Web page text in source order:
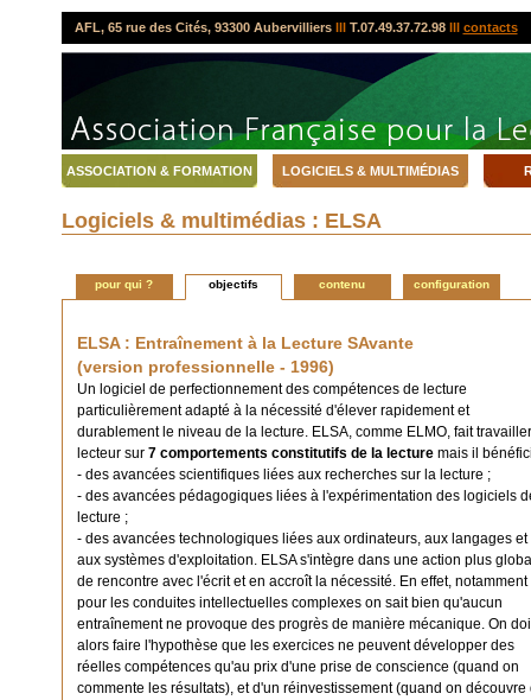
AFL, 65 rue des Cités, 93300 AubervillierslllT.07.49.37.72.98 lll contacts
ASSOCIATION & FORMATION LOGICIELS & MULTIMÉDIAS
Logiciels & multimédias : ELSA
pour qui ? objectifs contenu configuration
ELSA : Entraînement à la Lecture SAvante
(version professionnelle - 1996)
Un logiciel de perfectionnement des compétences de lecture
particulièrement adapté à la nécessité d'élever rapidement et
durablement le niveau de la lecture. ELSA, comme ELMO, fait
lecteur sur 7 comportements constitutifs de la lecture mais il
- des avancées scientifiques liées aux recherches sur la lecture ;
- des avancées pédagogiques liées à l'expérimentation des logiciels
lecture ;
- des avancées technologiques liées aux ordinateurs, aux langages et
aux systèmes d'exploitation. ELSA s'intègre dans une action plus
de rencontre avec l'écrit et en accroît la nécessité. En effet, notamment
pour les conduites intellectuelles complexes on sait bien qu'aucun
entraînement ne provoque des progrès de manière mécanique. On
alors faire l'hypothèse que les exercices ne peuvent développer des
réelles compétences qu'au prix d'une prise de conscience (quand on
commente les résultats), et d'un réinvestissement (quand on découvre